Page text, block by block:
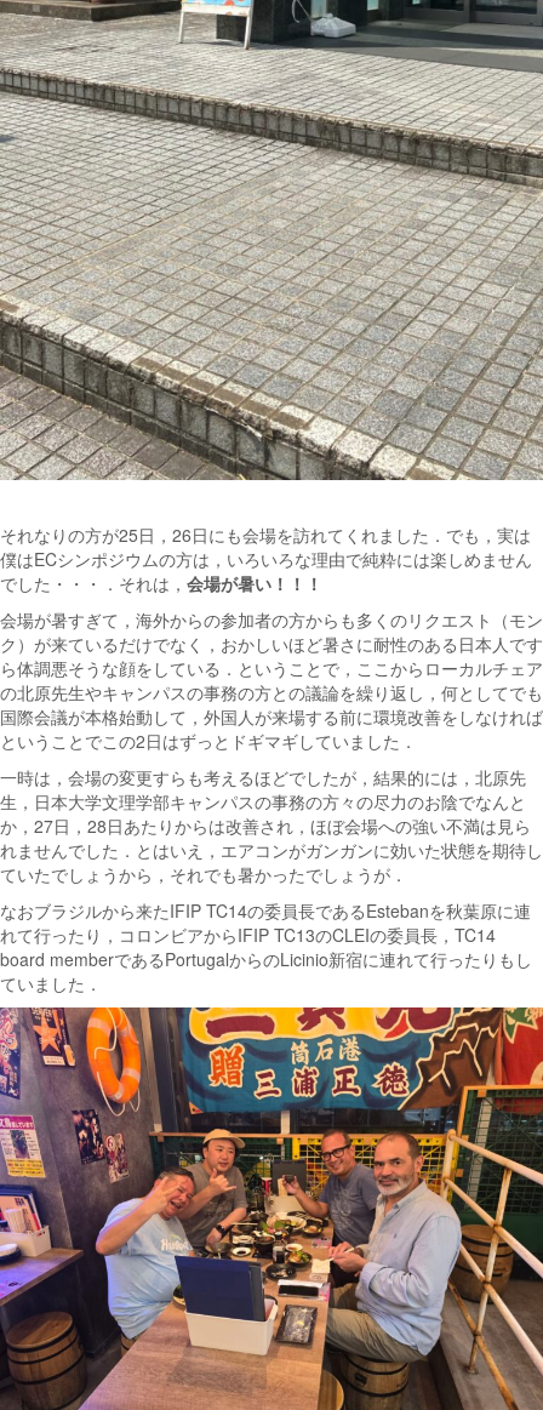
それなりの方が25日，26日にも会場を訪れてくれました．でも，実は
僕はECシンポジウムの方は，いろいろな理由で純粋には楽しめません
でした・・・．それは， 会場が暑い！！！
会場が暑すぎて，海外からの参加者の方からも多くのリクエスト（モン
ク）が来ているだけでなく，おかしいほど暑さに耐性のある日本人です
ら体調悪そうな顔をしている．ということで，ここからローカルチェア
の北原先生やキャンパスの事務の方との議論を繰り返し，何としてでも
国際会議が本格始動して，外国人が来場する前に環境改善をしなければ
ということでこの2日はずっとドギマギしていました．
一時は，会場の変更すらも考えるほどでしたが，結果的には，北原先
生，日本大学文理学部キャンパスの事務の方々の尽力のお陰でなんと
か，27日，28日あたりからは改善され，ほぼ会場への強い不満は見ら
れませんでした．とはいえ，エアコンがガンガンに効いた状態を期待し
ていたでしょうから，それでも暑かったでしょうが．
なおブラジルから来たIFIP TC14の委員長であるEstebanを秋葉原に連
れて行ったり，コロンビアからIFIP TC13のCLEIの委員長，TC14
board memberであるPortugalからのLicinio新宿に連れて行ったりもし
ていました．